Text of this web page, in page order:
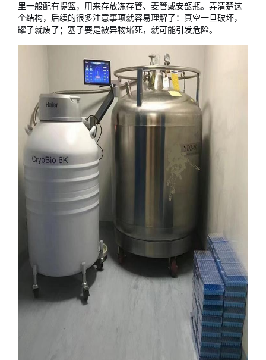
里一般配有提篮，用来存放冻存管、麦管或安瓿瓶。弄清楚这
个结构，后续的很多注意事项就容易理解了：真空一旦破坏，
罐子就废了；塞子要是被异物堵死，就可能引发危险。